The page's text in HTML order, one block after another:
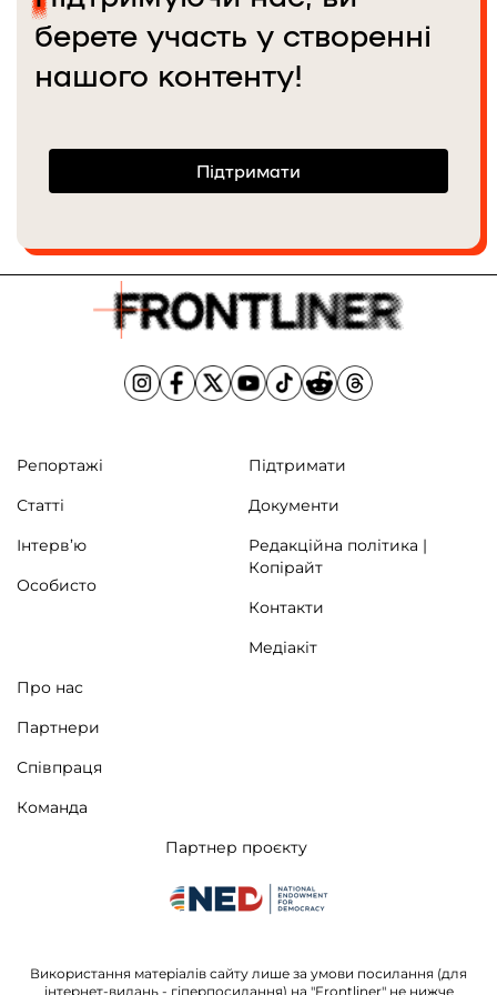
однодумців, вона особливо міцна
в умовах війни, заради цього і
берете участь у створенні
нашого контенту!
Підтримати
Репортажі
Статті
Інтерв’ю
Особисто
Підтримати
Документи
Редакційна політика |
Копірайт
Контакти
Медіакіт
Про нас
Партнери
Співпраця
Команда
Партнер проєкту
Використання матеріалів сайту лише за умови посилання (для
інтернет-видань - гіперпосилання) на "Frontliner" не нижче